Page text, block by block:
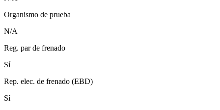
Organismo de prueba
N/A
Reg. par de frenado
Sí
Rep. elec. de frenado (EBD)
Sí